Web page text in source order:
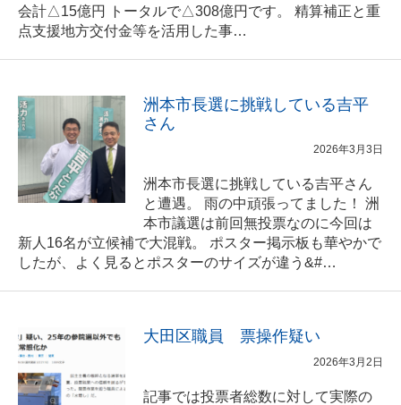
会計△15億円 トータルで△308億円です。 精算補正と重
点支援地方交付金等を活用した事…
洲本市長選に挑戦している吉平
さん
2026年3月3日
洲本市長選に挑戦している吉平さん
と遭遇。 雨の中頑張ってました！ 洲
本市議選は前回無投票なのに今回は
新人16名が立候補で大混戦。 ポスター掲示板も華やかで
したが、よく見るとポスターのサイズが違う&#…
大田区職員 票操作疑い
2026年3月2日
記事では投票者総数に対して実際の